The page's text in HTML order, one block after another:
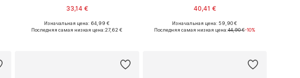
33,14 €
Доступные размеры: Onesize
Изначальная цена: 64,99 €
Последняя самая низкая цена:27,62 €
40,41 €
Доступные размеры: One Size
Изначальная цена: 59,90 €
Последняя самая низкая цена:44,90 €-10%